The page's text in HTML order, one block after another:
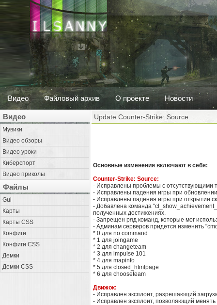
Видео Файловый архив О проекте Новости
Видео
Мувики
Видео обзоры
Видео уроки
Киберспорт
Видео приколы
Файлы
Gui
Карты
Карты CSS
Конфиги
Конфиги CSS
Демки
Демки CSS
Update Counter-Strike: Source
Основные изменения включают в себя:
Counter-Strike: Source:
- Исправлены проблемы с отсутствующими
- Исправлены падения игры при обновлении
- Исправлены падения игры при открытии
- Добавлена команда
полученных достижениях.
- Запрещен ряд команд, которые мог
- Админам серверов придется изменить
* 0 для no command
* 1 для joingame
* 2 для changeteam
* 3 для impulse 101
* 4 для mapinfo
* 5 для closed_htmlpage
* 6 для chooseteam
Движок:
- Исправлен эксплоит, разрешающий
- Исправлен эксплоит, позволяющий